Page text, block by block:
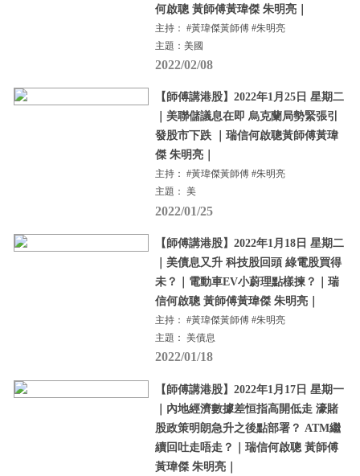
何啟聰 黃師傅黃瑋傑 朱明亮｜
主持： #黃瑋傑黃師傅 #朱明亮
主題：美國
2022/02/08
【師傅講港股】2022年1月25日 星期二
｜美聯儲議息在即 烏克蘭局勢緊張引
發股市下跌 ｜瑞信何啟聰黃師傅黃瑋
傑 朱明亮｜
主持： #黃瑋傑黃師傅 #朱明亮
主題： 美
2022/01/25
【師傅講港股】2022年1月18日 星期二
｜美債息又升 科技股回頭 綠電股買得
未？｜電動車EV小蔚理點樣揀？｜瑞
信何啟聰 黃師傅黃瑋傑 朱明亮｜
主持： #黃瑋傑黃師傅 #朱明亮
主題： 美債息
2022/01/18
【師傅講港股】2022年1月17日 星期一
｜內地經濟數據差恒指高開低走 濠賭
股政策明朗急升之後點部署？ ATM繼
續回吐走唔走？｜瑞信何啟聰 黃師傅
黃瑋傑 朱明亮｜